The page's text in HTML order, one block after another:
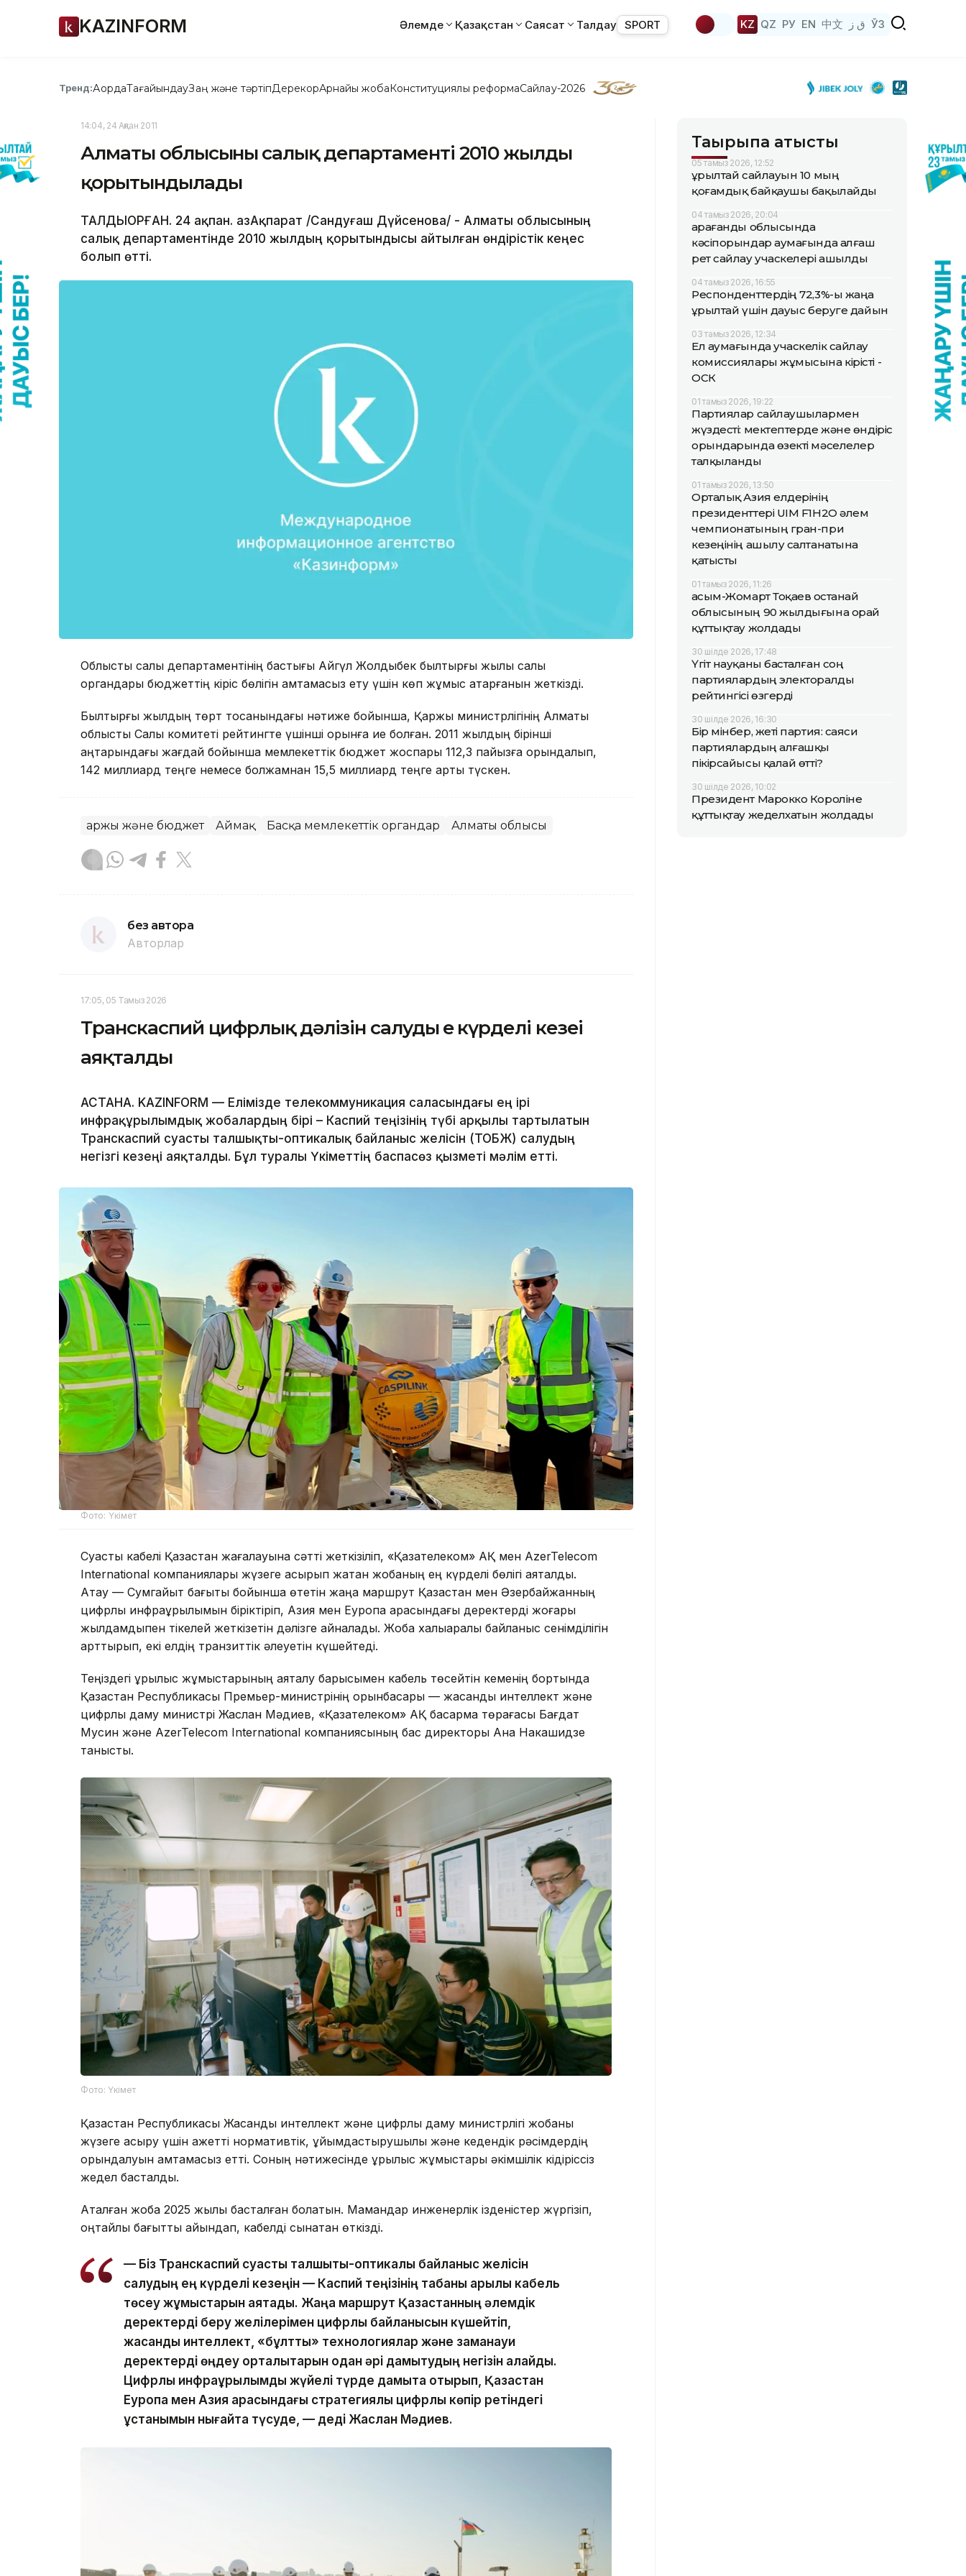
KAZINFORM Әлемде Қазақстан Саясат Талдау SPORT KZ QZ РУ EN 中文 ق ز ЎЗ
Тренд:АқордаТағайындауЗаң және тәртіпДерекқорАрнайы жобаКонституциялық реформаСайлау-2026
14:04, 24 Ақпан 2011
Алматы облысының салық департаменті 2010 жылды
қорытындылады
ТАЛДЫҚОРҒАН. 24 ақпан. ҚазАқпарат /Сандуғаш Дүйсенова/ - Алматы облысының
салық департаментінде 2010 жылдың қорытындысы айтылған өндірістік кеңес
болып өтті.
Облыстық салық департаментінің бастығы Айгүл Жолдыбек былтырғы жылы салық
органдары бюджеттің кіріс бөлігін қамтамасыз ету үшін көп жұмыс атқарғанын жеткізді.
Былтырғы жылдың төрт тоқсанындағы нәтиже бойынша, Қаржы министрлігінің Алматы
облыстық Салық комитеті рейтингте үшінші орынға ие болған. 2011 жылдың бірінші
қаңтарындағы жағдай бойынша мемлекеттік бюджет жоспары 112,3 пайызға орындалып,
142 миллиард теңге немесе болжамнан 15,5 миллиард теңге артық түскен.
Қаржы және бюджет Аймақ Басқа мемлекеттік органдар Алматы облысы
без автора
Авторлар
17:05, 05 Тамыз 2026
Транскаспий цифрлық дәлізін салудың ең күрделі кезеңі
аяқталды
АСТАНА. KAZINFORM — Елімізде телекоммуникация саласындағы ең ірі
инфрақұрылымдық жобалардың бірі – Каспий теңізінің түбі арқылы тартылатын
Транскаспий суасты талшықты-оптикалық байланыс желісін (ТОБЖ) салудың
негізгі кезеңі аяқталды. Бұл туралы Үкіметтің баспасөз қызметі мәлім етті.
Фото: Үкімет
Суасты кабелі Қазақстан жағалауына сәтті жеткізіліп, «Қазақтелеком» АҚ мен AzerTelecom
International компаниялары жүзеге асырып жатқан жобаның ең күрделі бөлігі аяқталды.
Ақтау — Сумгайыт бағыты бойынша өтетін жаңа маршрут Қазақстан мен Әзербайжанның
цифрлық инфрақұрылымын біріктіріп, Азия мен Еуропа арасындағы деректерді жоғары
жылдамдықпен тікелей жеткізетін дәлізге айналады. Жоба халықаралық байланыс сенімділігін
арттырып, екі елдің транзиттік әлеуетін күшейтеді.
Теңіздегі құрылыс жұмыстарының аяқталу барысымен кабель төсейтін кеменің бортында
Қазақстан Республикасы Премьер-министрінің орынбасары — жасанды интеллект және
цифрлық даму министрі Жаслан Мәдиев, «Қазақтелеком» АҚ басқарма төрағасы Бағдат
Мусин және AzerTelecom International компаниясының бас директоры Ана Накашидзе
танысты.
Фото: Үкімет
Қазақстан Республикасы Жасанды интеллект және цифрлық даму министрлігі жобаны
жүзеге асыру үшін қажетті нормативтік, ұйымдастырушылық және кедендік рәсімдердің
орындалуын қамтамасыз етті. Соның нәтижесінде құрылыс жұмыстары әкімшілік кідіріссіз
жедел басталды.
Аталған жоба 2025 жылы басталған болатын. Мамандар инженерлік ізденістер жүргізіп,
оңтайлы бағытты айқындап, кабелді сынақтан өткізді.
— Біз Транскаспий суасты талшықты-оптикалық байланыс желісін
салудың ең күрделі кезеңін — Каспий теңізінің табаны арқылы кабель
төсеу жұмыстарын аяқтадық. Жаңа маршрут Қазақстанның әлемдік
деректерді беру желілерімен цифрлық байланысын күшейтіп,
жасанды интеллект, «бұлтты» технологиялар және заманауи
деректерді өңдеу орталықтарын одан әрі дамытудың негізін қалайды.
Цифрлық инфрақұрылымды жүйелі түрде дамыта отырып, Қазақстан
Еуропа мен Азия арасындағы стратегиялық цифрлық көпір ретіндегі
ұстанымын нығайта түсуде, — деді Жаслан Мәдиев.
Тақырыпқа қатысты
05 тамыз 2026, 12:52
Құрылтай сайлауын 10 мың
қоғамдық байқаушы бақылайды
04 тамыз 2026, 20:04
Қарағанды облысында
кәсіпорындар аумағында алғаш
рет сайлау учаскелері ашылды
04 тамыз 2026, 16:55
Респонденттердің 72,3%-ы жаңа
Құрылтай үшін дауыс беруге дайын
03 тамыз 2026, 12:34
Ел аумағында учаскелік сайлау
комиссиялары жұмысына кірісті -
ОСК
01 тамыз 2026, 19:22
Партиялар сайлаушылармен
жүздесті: мектептерде және өндіріс
орындарында өзекті мәселелер
талқыланды
01 тамыз 2026, 13:50
Орталық Азия елдерінің
президенттері UIM F1H2O әлем
чемпионатының гран-при
кезеңінің ашылу салтанатына
қатысты
01 тамыз 2026, 11:26
Қасым-Жомарт Тоқаев Қостанай
облысының 90 жылдығына орай
құттықтау жолдады
30 шілде 2026, 17:48
Үгіт науқаны басталған соң
партиялардың электоралды
рейтингісі өзгерді
30 шілде 2026, 16:30
Бір мінбер, жеті партия: саяси
партиялардың алғашқы
пікірсайысы қалай өтті?
30 шілде 2026, 10:02
Президент Марокко Короліне
құттықтау жеделхатын жолдады